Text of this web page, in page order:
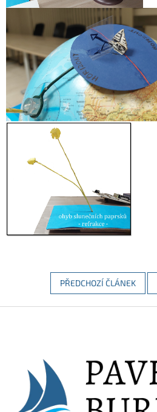
PŘEDCHOZÍ ČLÁNEK